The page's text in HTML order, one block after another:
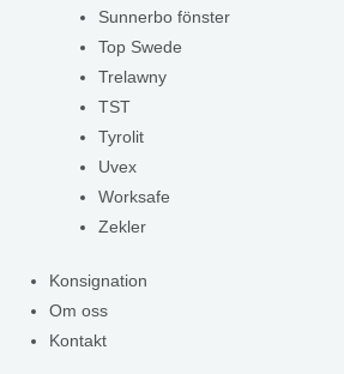
Sunnerbo fönster
Top Swede
Trelawny
TST
Tyrolit
Uvex
Worksafe
Zekler
Konsignation
Om oss
Kontakt